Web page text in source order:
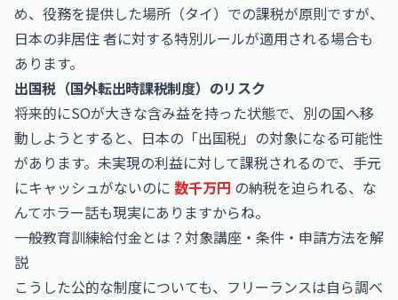
め、役務を提供した場所（タイ）での課税が原則ですが、
日本の非居住 者に対する特別ルールが適用される場合も
あります。
出国税（国外転出時課税制度）のリスク
将来的にSOが大きな含み益を持った状態で、別の国へ移
動しようとすると、日本の「出国税」の対象になる可能性
があります。未実現の利益に対して課税されるので、手元
にキャッシュがないのに 数千万円 の納税を迫られる、な
んてホラー話も現実にありますからね。
一般教育訓練給付金とは？対象講座・条件・申請方法を解
説
こうした公的な制度についても、フリーランスは自ら調べ